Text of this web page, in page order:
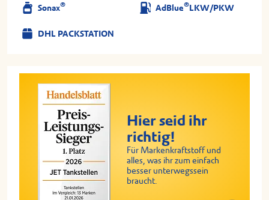
Sonax® AdBlue®LKW/PKW
DHL PACKSTATION
Hier seid ihr
richtig!
Für Markenkraftstoff und
alles, was ihr zum einfach
besser unterwegssein
braucht.